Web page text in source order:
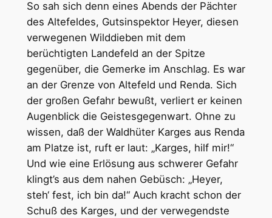
So sah sich denn eines Abends der Pächter
des Altefeldes, Gutsinspektor Heyer, diesen
verwegenen Wilddieben mit dem
berüchtigten Landefeld an der Spitze
gegenüber, die Gemerke im Anschlag. Es war
an der Grenze von Altefeld und Renda. Sich
der großen Gefahr bewußt, verliert er keinen
Augenblick die Geistesgegenwart. Ohne zu
wissen, daß der Waldhüter Karges aus Renda
am Platze ist, ruft er laut: „Karges, hilf mir!“
Und wie eine Erlösung aus schwerer Gefahr
klingt’s aus dem nahen Gebüsch: „Heyer,
steh‘ fest, ich bin da!“ Auch kracht schon der
Schuß des Karges, und der verwegendste